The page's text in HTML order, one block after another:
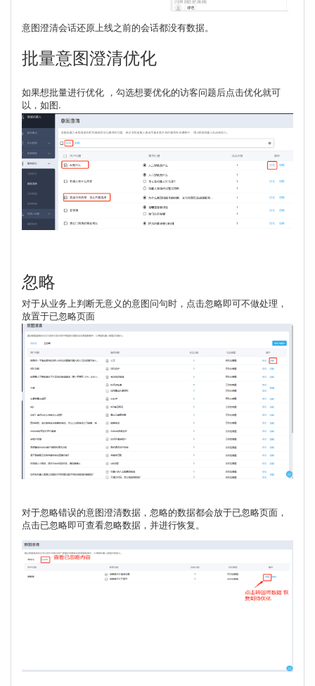
意图澄清会话还原上线之前的会话都没有数据。
批量意图澄清优化
如果想批量进行优化 ，勾选想要优化的访客问题后点击优化就可
以，如图.
忽略
对于从业务上判断无意义的意图问句时，点击忽略即可不做处理，
放置于已忽略页面
对于忽略错误的意图澄清数据，忽略的数据都会放于已忽略页面，
点击已忽略即可查看忽略数据，并进行恢复。